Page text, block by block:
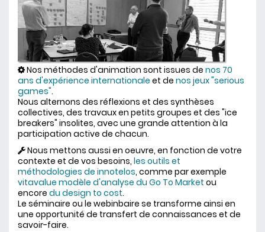
Nos méthodes d'animation sont issues de nos 70
ans d'expérience internationale et de nos jeux "serious
games".
Nous alternons des réflexions et des synthèses
collectives, des travaux en petits groupes et des "ice
breakers" insolites, avec une grande attention à la
participation active de chacun.
Nous mettons aussi en oeuvre, en fonction de votre
contexte et de vos besoins, les outils et
méthodologies de innotelos, comme par exemple
vitavalue modèle d'analyse du Go To Market ou
encore du design to cost.
Le séminaire ou le webinbaire se transforme ainsi en
une opportunité de transfert de connaissances et de
savoir-faire.